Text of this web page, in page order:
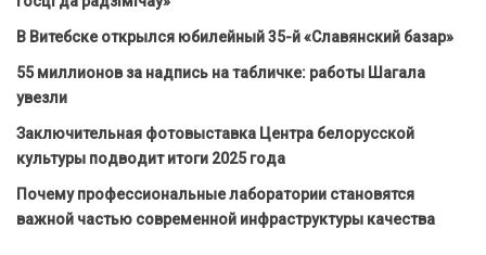
В Витебске открылся юбилейный 35-й «Славянский базар»
55 миллионов за надпись на табличке: работы Шагала
увезли
Заключительная фотовыставка Центра белорусской
культуры подводит итоги 2025 года
Почему профессиональные лаборатории становятся
важной частью современной инфраструктуры качества